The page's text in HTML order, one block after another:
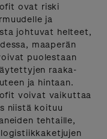
ovat riski
ja
johtuvat helteet,
maaperän
puolestaan
raaka-
ja hintaan.
voivat vaikuttaa
niistä koituu
tehtaille,